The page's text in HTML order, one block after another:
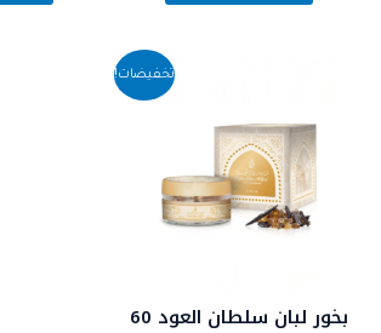
تخفيضات!
بخور لبان سلطان العود 60
EGP990.00.
السعر
الحالي
هو: